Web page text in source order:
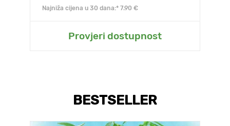
Najniža cijena u 30 dana:* 7.90 €
Provjeri dostupnost
BESTSELLER